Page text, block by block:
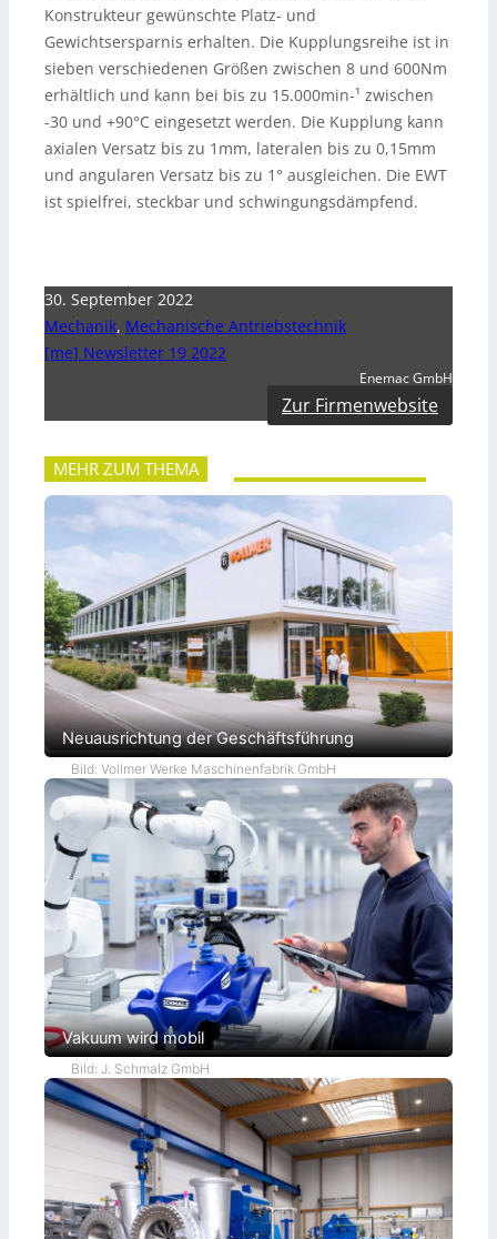
Konstrukteur gewünschte Platz- und
Gewichtsersparnis erhalten. Die Kupplungsreihe ist in
sieben verschiedenen Größen zwischen 8 und 600Nm
erhältlich und kann bei bis zu 15.000min-¹ zwischen
-30 und +90°C eingesetzt werden. Die Kupplung kann
axialen Versatz bis zu 1mm, lateralen bis zu 0,15mm
und angularen Versatz bis zu 1° ausgleichen. Die EWT
ist spielfrei, steckbar und schwingungsdämpfend.
30. September 2022
Mechanik, Mechanische Antriebstechnik
[me] Newsletter 19 2022
Enemac GmbH
Zur Firmenwebsite
MEHR ZUM THEMA
Neuausrichtung der Geschäftsführung
Bild: Vollmer Werke Maschinenfabrik GmbH
Vakuum wird mobil
Bild: J. Schmalz GmbH